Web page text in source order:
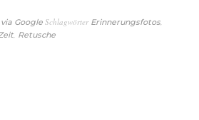
Google Schlagwörter Erinnerungsfotos
Retusche